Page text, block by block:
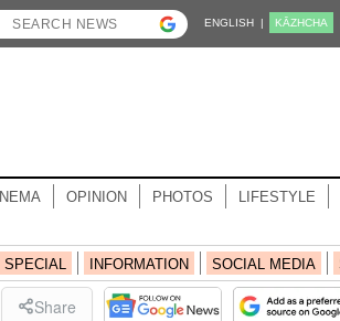
ENGLISH | KĀZHCHA
OPINION PHOTOS LIFESTYLE
SPECIAL INFORMATION SOCIAL MEDIA
Share